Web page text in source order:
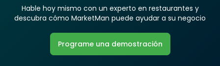
Hable hoy mismo con un experto en restaurantes y
descubra cómo MarketMan puede ayudar a su negocio
Programe una demostración